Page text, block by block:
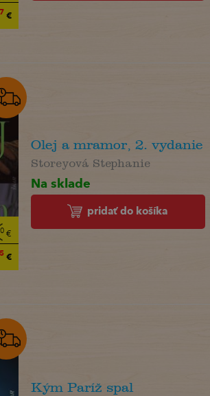
€
€
€
Olej a mramor, 2. vydanie
Storeyová Stephanie
Na sklade
pridať do košíka
Kým Paríž spal